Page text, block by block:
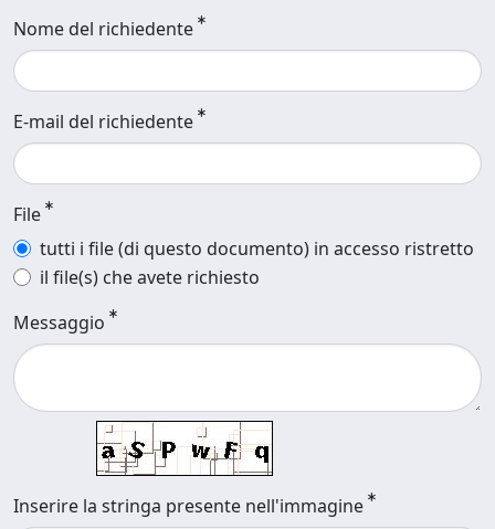
Nome del richiedente
E-mail del richiedente
File
tutti i file (di questo documento) in accesso ristretto
il file(s) che avete richiesto
Messaggio
Inserire la stringa presente nell'immagine